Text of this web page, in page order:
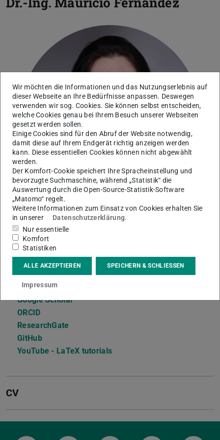
Wissenschaftlicher Mitarbeiter (Postdoc)
Kontakt
Links
Google Scholar
ORCID
ResearchGate
GitHub
YouTube - LaTeX tutorials
CV
Wir möchten die Informationen und das Nutzungserlebnis auf
dieser Webseite an Ihre Bedürfnisse anpassen. Deswegen
verwenden wir sog. Cookies. Sie können selbst entscheiden,
welche Cookies genau bei Ihrem Besuch unserer Webseiten
gesetzt werden sollen.
Einige Cookies sind für den Abruf der Website notwendig,
damit diese auf Ihrem Endgerät richtig anzeigen werden
kann. Diese essentiellen Cookies können nicht abgewählt
werden.
Der Komfort-Cookie speichert Ihre Spracheinstellung und
bevorzugte Suchmaschine, während „Statistik“ die
Auswertung durch die Open-Source-Statistik-Software
„Matomo“ regelt.
Weitere Informationen zum Einsatz von Cookies erhalten Sie
in unserer
Datenschutzerklärung.
Nur essentielle
Komfort
Statistiken
ALLE AKZEPTIEREN SPEICHERN & SCHLIESSEN
Impressum